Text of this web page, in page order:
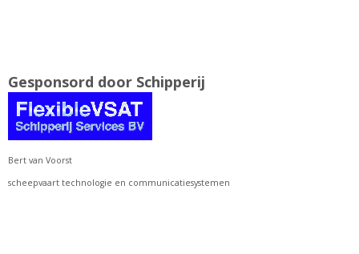
Gesponsord door Schipperij
Bert van Voorst
scheepvaart technologie en communicatiesystemen